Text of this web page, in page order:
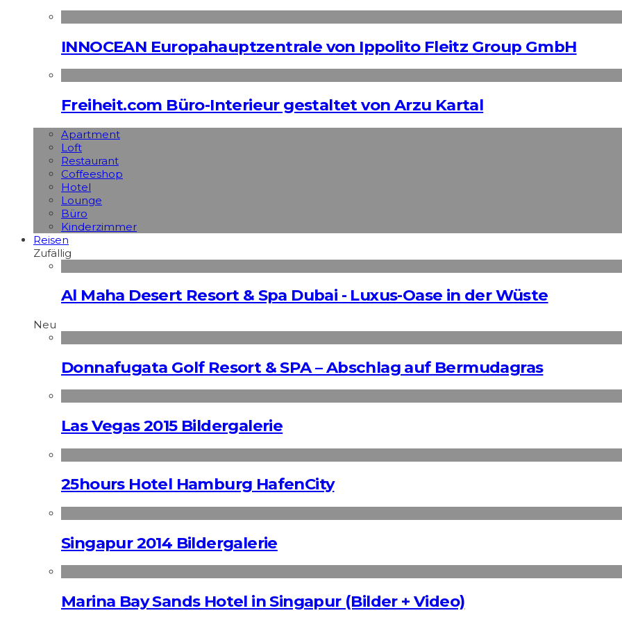
INNOCEAN Europahauptzentrale von Ippolito Fleitz Group GmbH
Freiheit.com Büro-Interieur gestaltet von Arzu Kartal
Apart­ment
Loft
Restaurant
Coffeeshop
Hotel
Lounge
Büro
Kinderzimmer
Reisen
Zufällig
Al Maha Desert Resort & Spa Dubai - Luxus-Oase in der Wüste
Neu
Donnafugata Golf Resort & SPA – Abschlag auf Bermudagras
Las Vegas 2015 Bildergalerie
25hours Hotel Hamburg HafenCity
Singapur 2014 Bildergalerie
Marina Bay Sands Hotel in Singapur (Bilder + Video)